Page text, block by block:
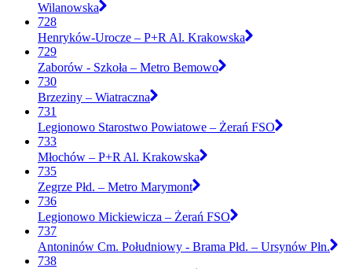
Wilanowska
728
Henryków-Urocze – P+R Al. Krakowska
729
Zaborów - Szkoła – Metro Bemowo
730
Brzeziny – Wiatraczna
731
Legionowo Starostwo Powiatowe – Żerań FSO
733
Młochów – P+R Al. Krakowska
735
Zegrze Płd. – Metro Marymont
736
Legionowo Mickiewicza – Żerań FSO
737
Antoninów Cm. Południowy - Brama Płd. – Ursynów Płn.
738